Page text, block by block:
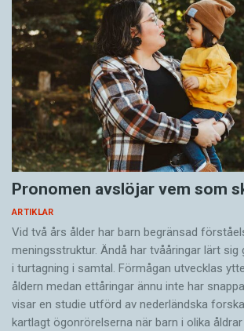
Pronomen avslöjar vem som
ARTIKLAR
Vid två års ålder har barn begränsad
meningsstruktur. Ändå har tvååringar lärt sig
i turtagning i samtal. Förmågan utvecklas
åldern medan ettåringar ännu inte har
visar en studie utförd av nederländska
kartlagt ögonrörelserna när barn i olika